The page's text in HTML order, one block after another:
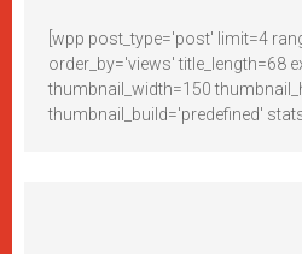
[wpp post_type='post' limit=4
order_by='views' title_length=68
thumbnail_width=150
thumbnail_build='predefined'